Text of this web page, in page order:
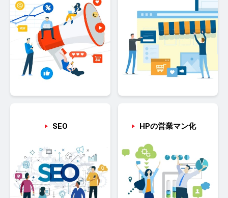
SEO HPの営業マン化